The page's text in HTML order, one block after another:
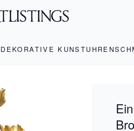
DEKORATIVE KUNSTUHREN